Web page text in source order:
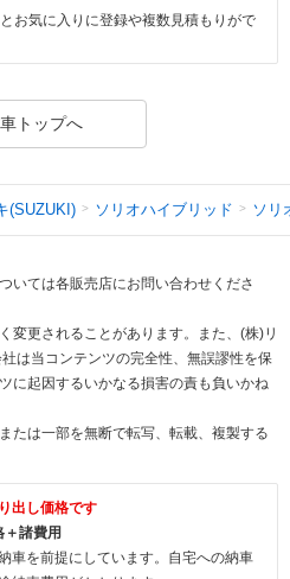
お気に入りに登録や複数見積もりがで
トップへ
(SUZUKI) ソリオハイブリッド ソリ
いては各販売店にお問い合わせくださ
変更されることがあります。また、(株)リ
は当コンテンツの完全性、無誤謬性を保
に起因するいかなる損害の責も負いかね
たは一部を無断で転写、転載、複製する
出し価格です
＋諸費用
車を前提にしています。自宅への納車